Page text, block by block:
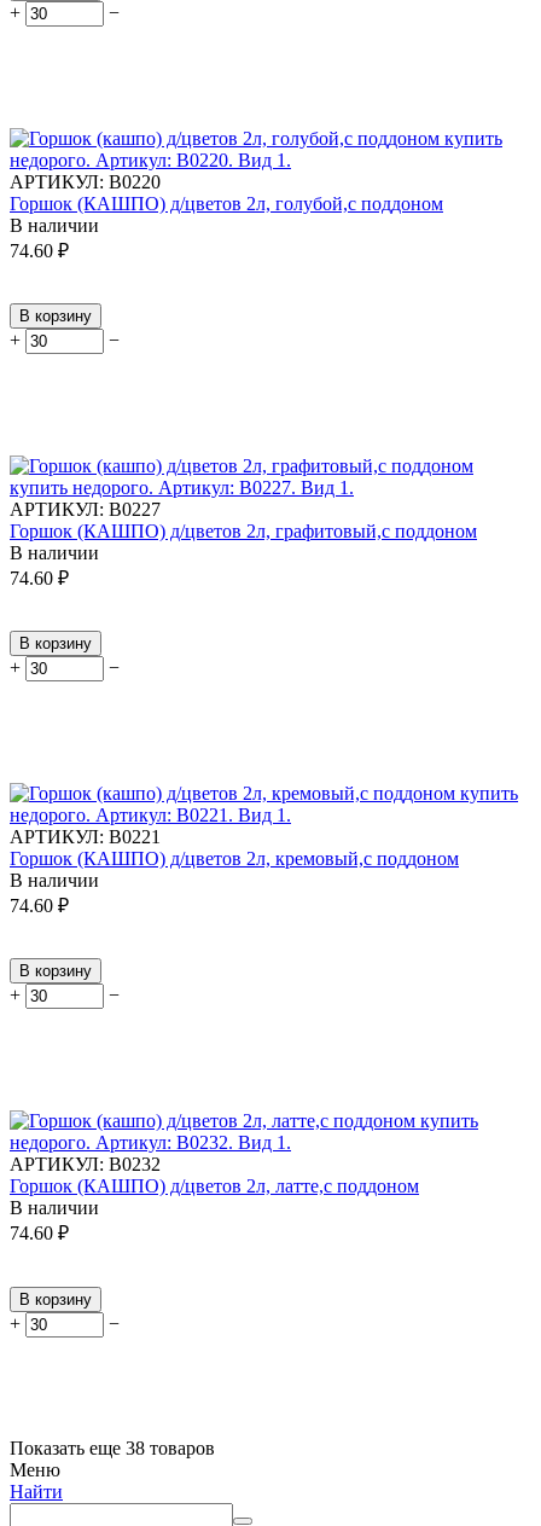
+ −
АРТИКУЛ: В0220
Горшок (КАШПО) д/цветов 2л, голубой,с поддоном
В наличии
74.60 ₽
В корзину
+ −
АРТИКУЛ: В0227
Горшок (КАШПО) д/цветов 2л, графитовый,с поддоном
В наличии
74.60 ₽
В корзину
+ −
АРТИКУЛ: В0221
Горшок (КАШПО) д/цветов 2л, кремовый,с поддоном
В наличии
74.60 ₽
В корзину
+ −
АРТИКУЛ: В0232
Горшок (КАШПО) д/цветов 2л, латте,с поддоном
В наличии
74.60 ₽
В корзину
+ −
Показать еще 38 товаров
Меню
Найти